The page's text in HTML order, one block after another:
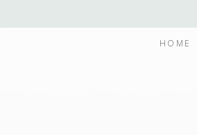
HOME